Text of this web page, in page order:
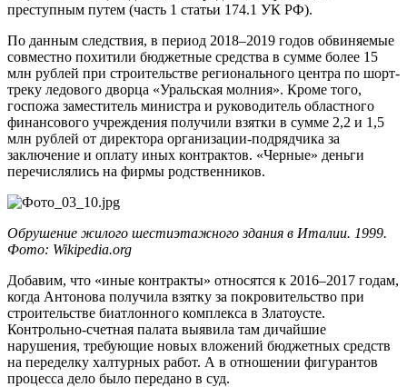
преступным путем (часть 1 статьи 174.1 УК РФ).
По данным следствия, в период 2018–2019 годов обвиняемые
совместно похитили бюджетные средства в сумме более 15
млн рублей при строительстве регионального центра по шорт-
треку ледового дворца «Уральская молния». Кроме того,
госпожа заместитель министра и руководитель областного
финансового учреждения получили взятки в сумме 2,2 и 1,5
млн рублей от директора организации-подрядчика за
заключение и оплату иных контрактов. «Черные» деньги
перечислялись на фирмы родственников.
Обрушение жилого шестиэтажного здания в Италии. 1999.
Фото: Wikipedia.org
Добавим, что «иные контракты» относятся к 2016–2017 годам,
когда Антонова получила взятку за покровительство при
строительстве биатлонного комплекса в Златоусте.
Контрольно-счетная палата выявила там дичайшие
нарушения, требующие новых вложений бюджетных средств
на переделку халтурных работ. А в отношении фигурантов
процесса дело было передано в суд.